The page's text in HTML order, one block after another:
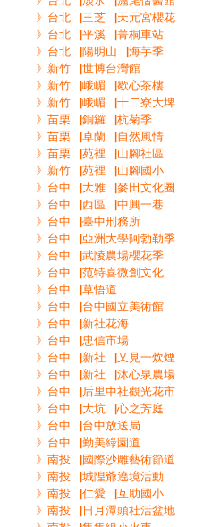
》台北▕三芝▕天元宮櫻花
》台北▕平溪▕菁桐車站
》台北▕陽明山▕海芋季
》新竹▕世博台灣館
》新竹▕峨嵋▕歇心茶樓
》新竹▕峨嵋▕十二寮大埤
》苗栗▕銅鑼▕杭菊季
》苗栗▕卓蘭▕自然風情
》苗栗▕苑裡▕山腳社區
》新竹▕苑裡▕山腳國小
》台中▕大雅▕麥田文化圈
》台中▕西區▕中興一巷
》台中▕臺中刑務所
》台中▕亞洲大學阿勃勒季
》台中▕武陵農場櫻花季
》台中▕范特喜微創文化
》台中▕草悟道
》台中▕台中國立美術館
》台中▕新社花海
》台中▕忠信市場
》台中▕新社▕又見一炊煙
》台中▕新社▕沐心泉農場
》台中▕后里中社觀光花市
》台中▕大坑▕心之芳庭
》台中▕台中放送局
》台中▕勤美綠園道
》南投▕國際沙雕藝術節道
》南投▕城隍爺遶境活動
》南投▕仁愛▕互助國小
》南投▕日月潭頭社活盆地